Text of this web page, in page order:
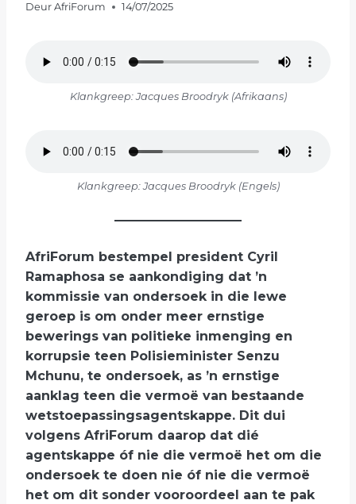
Deur AfriForum 14/07/2025
Klankgreep: Jacques Broodryk (Afrikaans)
Klankgreep: Jacques Broodryk (Engels)
AfriForum bestempel president Cyril
Ramaphosa se aankondiging dat ’n
kommissie van ondersoek in die lewe
geroep is om onder meer ernstige
bewerings van politieke inmenging en
korrupsie teen Polisieminister Senzu
Mchunu, te ondersoek, as ’n ernstige
aanklag teen die vermoë van bestaande
wetstoepassingsagentskappe. Dit dui
volgens AfriForum daarop dat dié
agentskappe óf nie die vermoë het om die
ondersoek te doen nie óf nie die vermoë
het om dit sonder vooroordeel aan te pak